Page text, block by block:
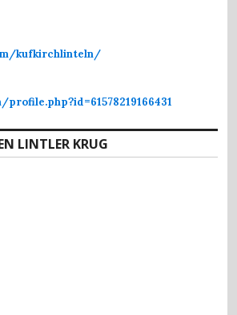
kufkirchlinteln/
LINTLER KRUG